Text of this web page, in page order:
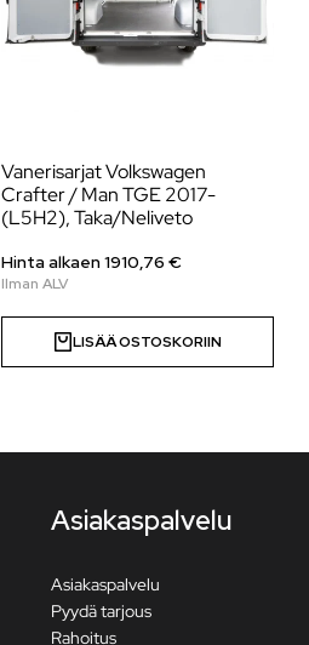
Vanerisarjat Volkswagen
Crafter / Man TGE 2017-
(L5H2), Taka/Neliveto
Hinta alkaen1910,76 €
LISÄÄ OSTOSKORIIN
Asiakaspalvelu
Asiakaspalvelu
Pyydä tarjous
Rahoitus